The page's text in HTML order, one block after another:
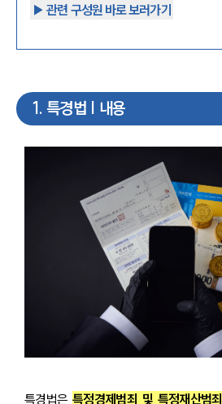
▶︎ 관련 구성원 바로 보러가기
1 . 특경법 | 내용
특경법은 특정경제범죄 및 특정재산범